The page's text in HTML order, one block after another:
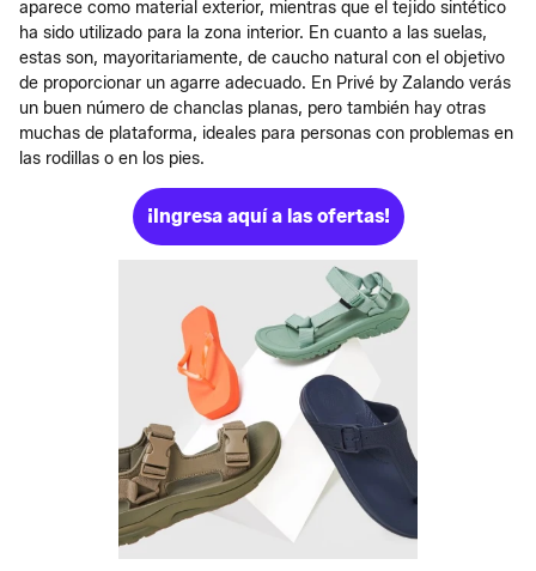
aparece como material exterior, mientras que el tejido sintético
ha sido utilizado para la zona interior. En cuanto a las suelas,
estas son, mayoritariamente, de caucho natural con el objetivo
de proporcionar un agarre adecuado. En Privé by Zalando verás
un buen número de chanclas planas, pero también hay otras
muchas de plataforma, ideales para personas con problemas en
las rodillas o en los pies.
¡Ingresa aquí a las ofertas!